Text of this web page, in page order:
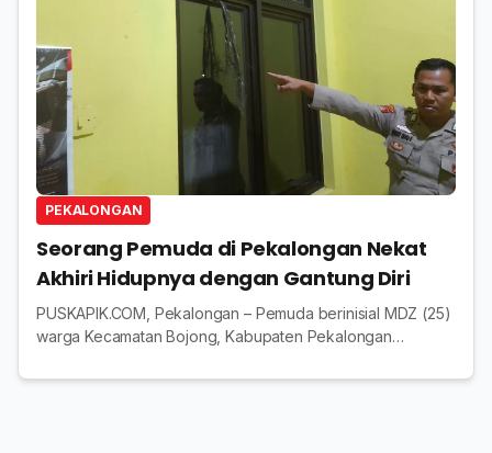
PEKALONGAN
Seorang Pemuda di Pekalongan Nekat
Akhiri Hidupnya dengan Gantung Diri
PUSKAPIK.COM, Pekalongan – Pemuda berinisial MDZ (25)
warga Kecamatan Bojong, Kabupaten Pekalongan
ditemukan di ruang ruang Sekcam kantor Kecamatan B...